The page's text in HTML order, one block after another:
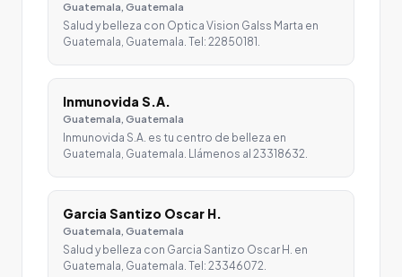
Guatemala, Guatemala
Salud y belleza con Optica Vision Galss Marta en
Guatemala, Guatemala. Tel: 22850181.
Inmunovida S.A.
Guatemala, Guatemala
Inmunovida S.A. es tu centro de belleza en
Guatemala, Guatemala. Llámenos al 23318632.
Garcia Santizo Oscar H.
Guatemala, Guatemala
Salud y belleza con Garcia Santizo Oscar H. en
Guatemala, Guatemala. Tel: 23346072.